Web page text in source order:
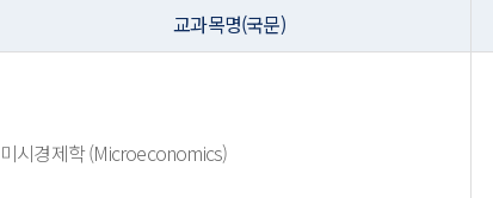
교과목명(국문)
미시경제학 (Microeconomics)